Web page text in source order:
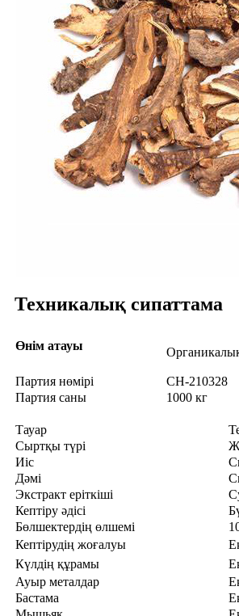
Техникалық сипаттама
Өнім атауы
Партия нөмірі CH-210328
Партия саны
1000 кг
Тауар
Сыртқы түрі
Иіс
Дәмі
Экстракт еріткіші
Кептіру әдісі
Бөлшектердің өлшемі
Кептірудің жоғалуы
Күлдің құрамы
Ауыр металдар
Бастама